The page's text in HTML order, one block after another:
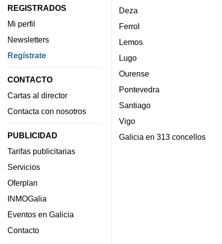
REGISTRADOS
Mi perfil
Newsletters
Regístrate
CONTACTO
Cartas al director
Contacta con nosotros
PUBLICIDAD
Tarifas publicitarias
Servicios
Oferplan
INMOGalia
Eventos en Galicia
Contacto
Deza
Ferrol
Lemos
Lugo
Ourense
Pontevedra
Santiago
Vigo
Galicia en 313 concellos